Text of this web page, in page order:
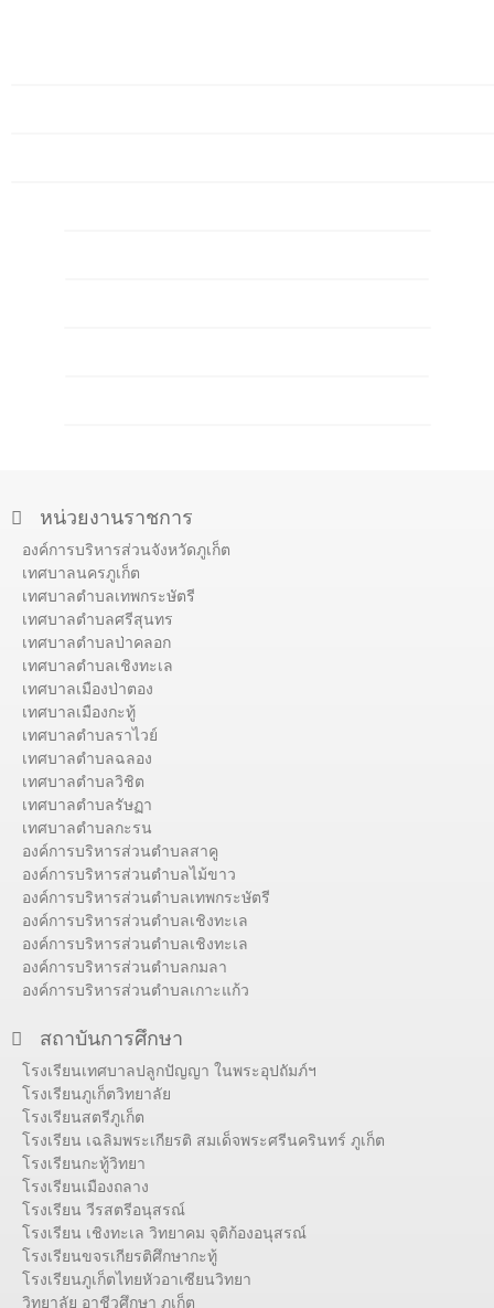
หน่วยงานราชการ
องค์การบริหารส่วนจังหวัดภูเก็ต
เทศบาลนครภูเก็ต
เทศบาลตำบลเทพกระษัตรี
เทศบาลตำบลศรีสุนทร
เทศบาลตำบลป่าคลอก
เทศบาลตำบลเชิงทะเล
เทศบาลเมืองป่าตอง
เทศบาลเมืองกะทู้
เทศบาลตำบลราไวย์
เทศบาลตำบลฉลอง
เทศบาลตำบลวิชิต
เทศบาลตำบลรัษฏา
เทศบาลตำบลกะรน
องค์การบริหารส่วนตำบลสาคู
องค์การบริหารส่วนตำบลไม้ขาว
องค์การบริหารส่วนตำบลเทพกระษัตรี
องค์การบริหารส่วนตำบลเชิงทะเล
องค์การบริหารส่วนตำบลเชิงทะเล
องค์การบริหารส่วนตำบลกมลา
องค์การบริหารส่วนตำบลเกาะแก้ว
สถาบันการศึกษา
โรงเรียนเทศบาลปลูกปัญญา ในพระอุปถัมภ์ฯ
โรงเรียนภูเก็ตวิทยาลัย
โรงเรียนสตรีภูเก็ต
โรงเรียน เฉลิมพระเกียรติ สมเด็จพระศรีนครินทร์ ภูเก็ต
โรงเรียนกะทู้วิทยา
โรงเรียนเมืองถลาง
โรงเรียน วีรสตรีอนุสรณ์
โรงเรียน เชิงทะเล วิทยาคม จุติก้องอนุสรณ์
โรงเรียนขจรเกียรติศึกษากะทู้
โรงเรียนภูเก็ตไทยหัวอาเซียนวิทยา
วิทยาลัย อาชีวศึกษา ภูเก็ต